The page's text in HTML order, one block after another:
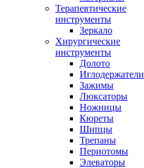
Терапевтические
инструменты
Зеркало
Хирургические
инструменты
Долото
Иглодержатели
Зажимы
Люксаторы
Ножницы
Кюреты
Шипцы
Трепаны
Периотомы
Элеваторы